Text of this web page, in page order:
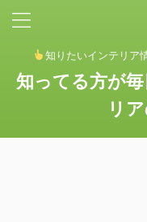
知りたいインテリア
知ってる方が
リ